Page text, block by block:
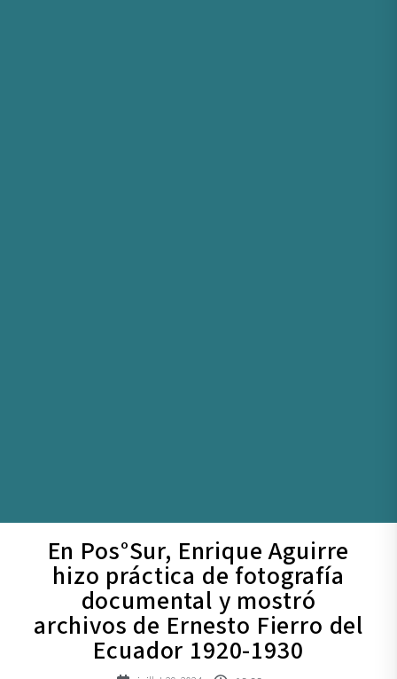
En Pos°Sur, Enrique Aguirre
hizo práctica de fotografía
documental y mostró
archivos de Ernesto Fierro del
Ecuador 1920-1930